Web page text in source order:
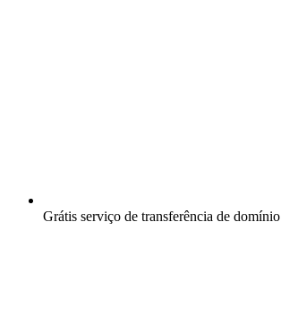
Grátis serviço de transferência de domínio